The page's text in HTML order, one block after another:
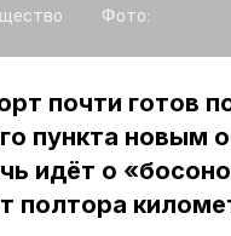
Фото:
почти готов
пункта новым
идёт о
полтора